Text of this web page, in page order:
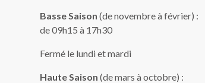
Basse Saison(de novembre à février) :
de 09h15 à 17h30
Fermé le lundi et mardi
Haute Saison(de mars à octobre) :